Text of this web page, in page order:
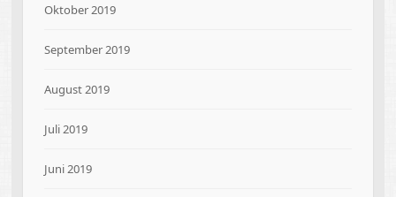
Oktober 2019
September 2019
August 2019
Juli 2019
Juni 2019